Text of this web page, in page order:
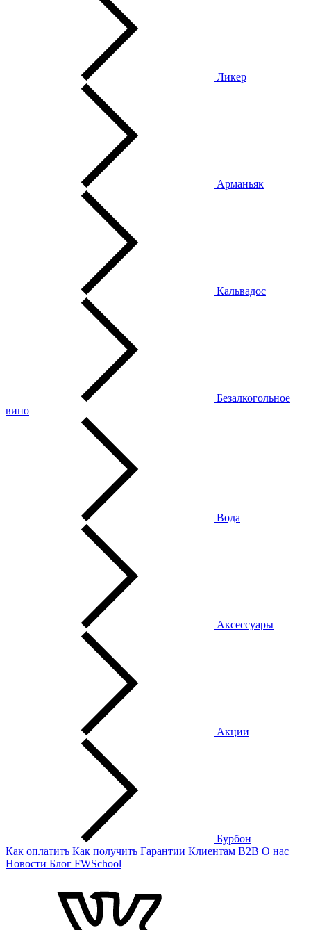
Ликер
Арманьяк
Кальвадос
Безалкогольное
вино
Вода
Аксессуары
Акции
Бурбон
Как оплатить Как получить Гарантии Клиентам B2B О нас
Новости Блог FWSchool